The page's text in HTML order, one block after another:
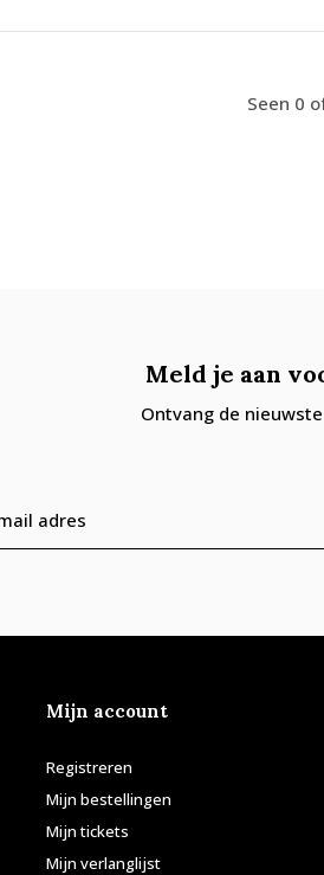
Seen 0
Meld je aan
Ontvang de
Mijn account
Registreren
Mijn bestellingen
Mijn tickets
Mijn verlanglijst